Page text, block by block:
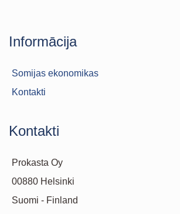
Informācija
Somijas ekonomikas
Kontakti
Kontakti
Prokasta Oy
00880 Helsinki
Suomi - Finland